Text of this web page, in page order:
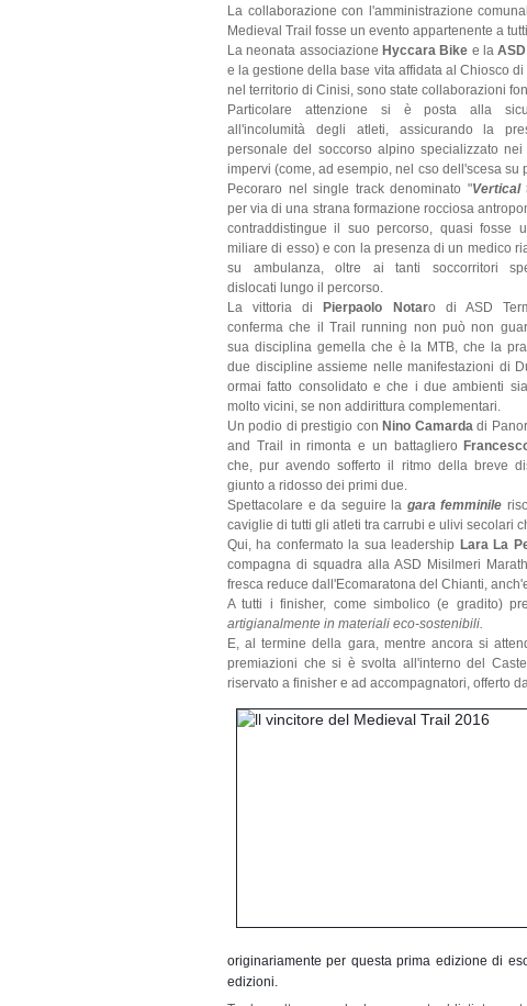
La collaborazione con l'amministrazione
Medieval Trail fosse un evento appartenente a
La neonata associazione Hyccara Bike e la
e la gestione della base vita affidata al Chiosco
nel territorio di Cinisi, sono state collaborazioni
Particolare attenzione si è posta alla
all'incolumità degli atleti, assicurando la
personale del soccorso alpino specializzato
impervi (come, ad esempio, nel cso dell'scesa su
Pecoraro nel single track denominato "Vertical
per via di una strana formazione rocciosa
contraddistingue il suo percorso, quasi fosse
miliare di esso) e con la presenza di un medico
su ambulanza, oltre ai tanti soccorritori
dislocati lungo il percorso.
La vittoria di
Pierpaolo Notaro di ASD
conferma che il Trail running non può non
sua disciplina gemella che è la MTB, che la
due discipline assieme nelle manifestazioni di
ormai fatto consolidato e che i due ambienti
molto vicini, se non addirittura complementari.
Un podio di prestigio con Nino Camardadi
and Trail in rimonta e un battagliero
che, pur avendo sofferto il ritmo della breve
giunto a ridosso dei primi due.
Spettacolare e da seguire la gara femminile
caviglie di tutti gli atleti tra carrubi e ulivi secolari
Qui, ha confermato la sua leadership Lara La
compagna di squadra alla ASD Misilmeri
fresca reduce dall'Ecomaratona del Chianti,
A tutti i finisher, come simbolico (e gradito)
artigianalmente in materiali eco-sostenibili.
E, al termine della gara, mentre ancora si
premiazioni che si è svolta all'interno del
riservato a finisher e ad accompagnatori, offerto
originariamente per questa prima edizione di
edizioni.